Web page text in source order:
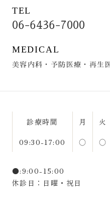
TEL
06-6436-7000
MEDICAL
美容内科・予防医療・再生
診療時間 月 火
09:30-17:00
○ ○
●:9:00-15:00
休診日：日曜・祝日